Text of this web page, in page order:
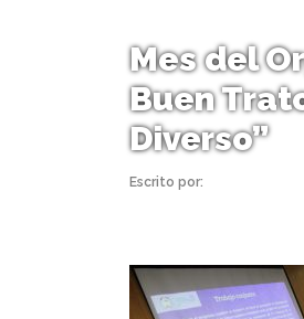
Mes del
Buen
Diverso”
Escrito por: